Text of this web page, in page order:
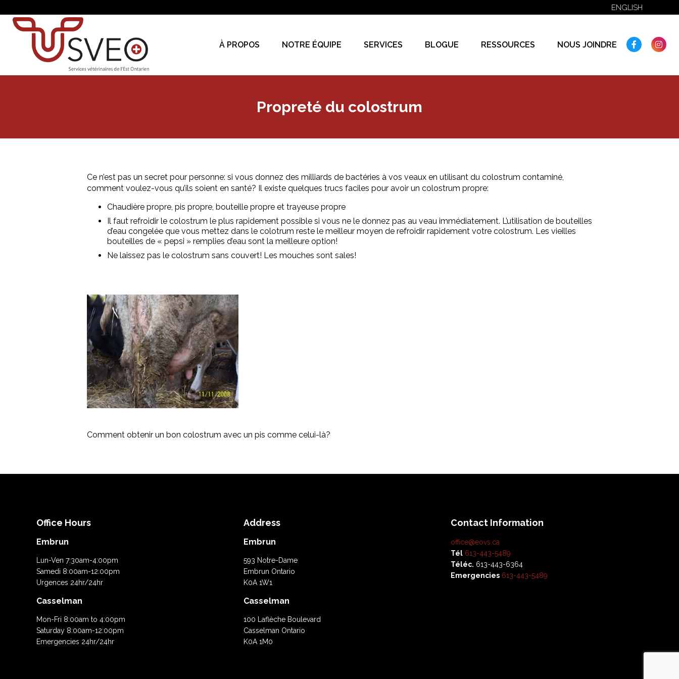
ENGLISH
À PROPOS NOTRE ÉQUIPE SERVICES BLOGUE RESSOURCES NOUS JOINDRE
Propreté du colostrum
Ce n’est pas un secret pour personne: si vous donnez des milliards de bactéries à vos veaux en utilisant du colostrum contaminé,
comment voulez-vous qu’ils soient en santé? Il existe quelques trucs faciles pour avoir un colostrum propre:
Chaudière propre, pis propre, bouteille propre et trayeuse propre
Il faut refroidir le colostrum le plus rapidement possible si vous ne le donnez pas au veau immédiatement. L’utilisation de bouteilles
d’eau congelée que vous mettez dans le colotrum reste le meilleur moyen de refroidir rapidement votre colostrum. Les vieilles
bouteilles de « pepsi » remplies d’eau sont la meilleure option!
Ne laissez pas le colostrum sans couvert! Les mouches sont sales!
Comment obtenir un bon colostrum avec un pis comme celui-là?
Office Hours
Embrun
Lun-Ven 7:30am-4:00pm
Samedi 8:00am-12:00pm
Urgences 24hr/24hr
Casselman
Mon-Fri 8:00am to 4:00pm
Saturday 8:00am-12:00pm
Emergencies 24hr/24hr
Address
Embrun
593 Notre-Dame
Embrun Ontario
K0A 1W1
Casselman
100 Laflèche Boulevard
Casselman Ontario
K0A 1M0
Contact Information
office@eovs.ca
Tél 613-443-5489
Téléc. 613-443-6364
Emergencies 613-443-5489